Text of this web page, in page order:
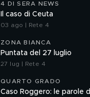
4 DI SERA NEWS
Il caso di Ceuta
03 ago | Rete 4
ZONA BIANCA
Puntata del 27 luglio
27 lug | Rete 4
QUARTO GRADO
Caso Roggero: le parole